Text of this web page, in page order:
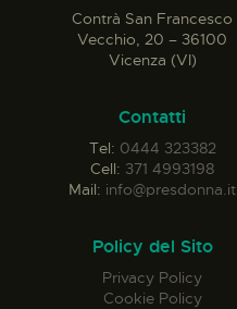
Contrà San Francesco
Vecchio, 20 – 36100
Vicenza (VI)
Contatti
Tel: 0444 323382
Cell: 371 4993198
Mail: info@presdonna.it
Policy del Sito
Privacy Policy
Cookie Policy